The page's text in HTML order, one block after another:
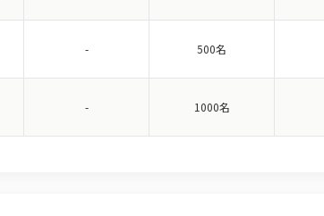
- 500名
- 1000名